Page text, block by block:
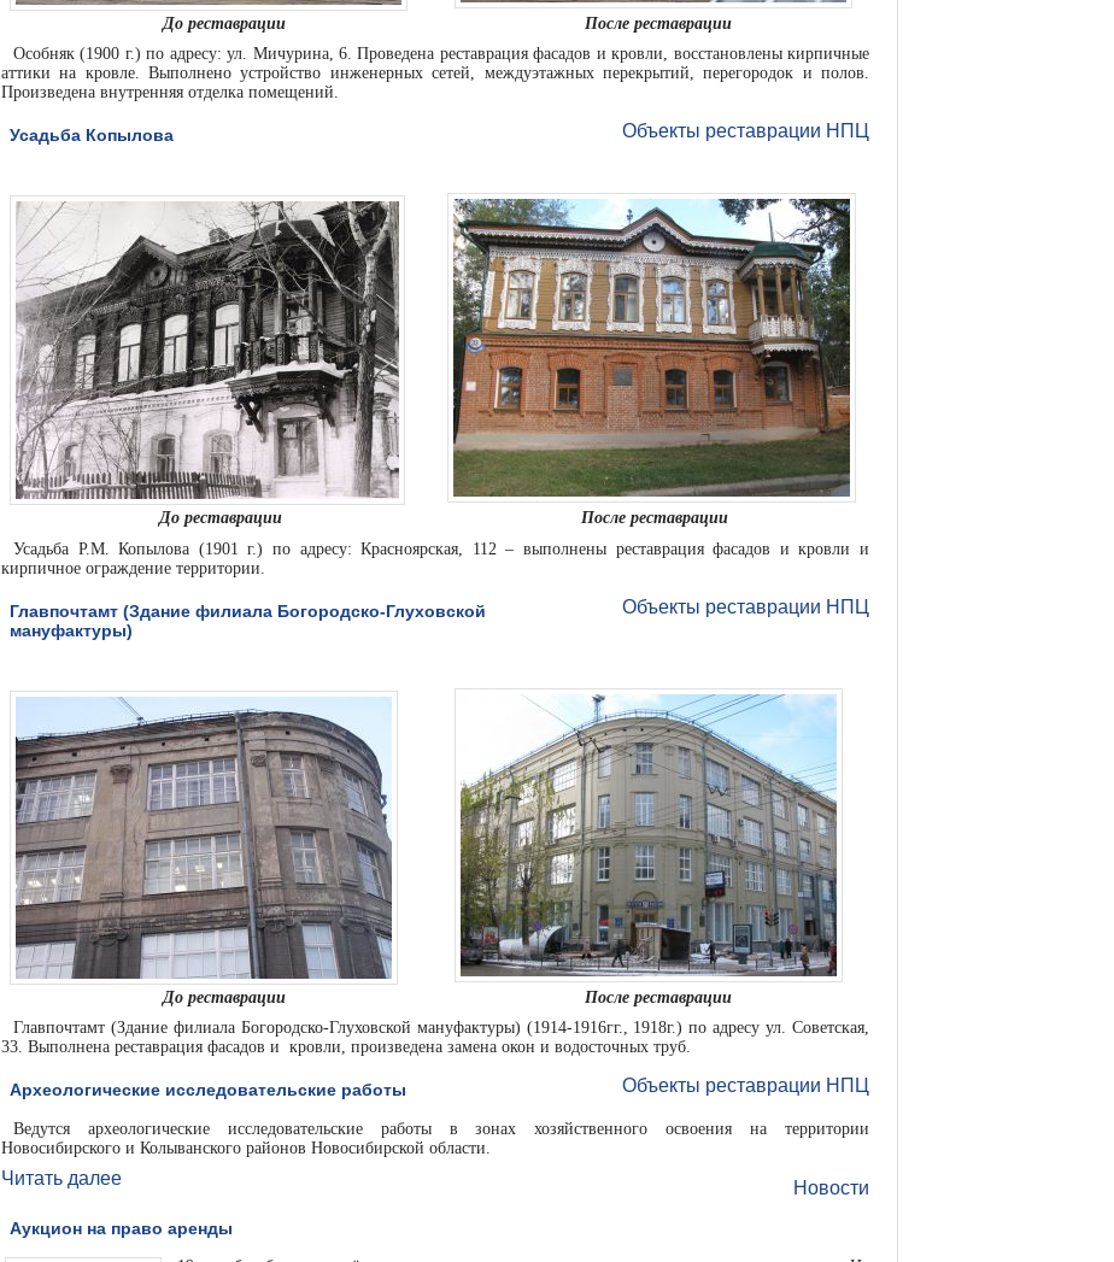
До реставрации
После реставрации
Особняк (1900 г.) по адресу: ул. Мичурина, 6. Проведена реставрация фасадов и кровли, восстановлены кирпичные
аттики на кровле. Выполнено устройство инженерных сетей, междуэтажных перекрытий, перегородок и полов.
Произведена внутренняя отделка помещений.
Объекты реставрации НПЦ
Усадьба Копылова
До реставрации
После реставрации
Усадьба Р.М. Копылова (1901 г.) по адресу: Красноярская, 112 – выполнены реставрация фасадов и кровли и
кирпичное ограждение территории.
Объекты реставрации НПЦ
Главпочтамт (Здание филиала Богородско-Глуховской
мануфактуры)
До реставрации
После реставрации
Главпочтамт (Здание филиала Богородско-Глуховской мануфактуры) (1914-1916гг., 1918г.) по адресу ул. Советская,
33. Выполнена реставрация фасадов и кровли, произведена замена окон и водосточных труб.
Объекты реставрации НПЦ
Археологические исследовательские работы
Ведутся археологические исследовательские работы в зонах хозяйственного освоения на территории
Новосибирского и Колыванского районов Новосибирской области.
Новости
Читать далее
Аукцион на право аренды